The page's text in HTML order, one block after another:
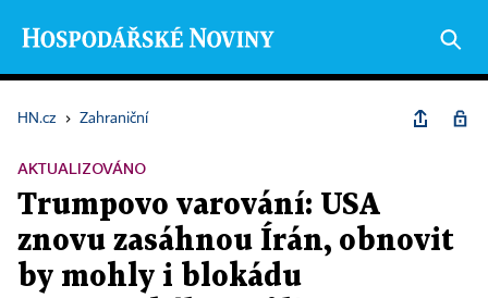
HN.cz › Zahraniční
AKTUALIZOVÁNO
Trumpovo varování: USA
znovu zasáhnou Írán, obnovit
by mohly i blokádu